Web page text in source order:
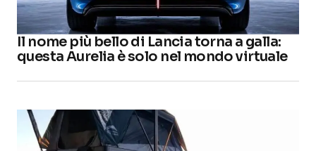
Il nome più bello di Lancia torna a galla:
questa Aurelia è solo nel mondo virtuale